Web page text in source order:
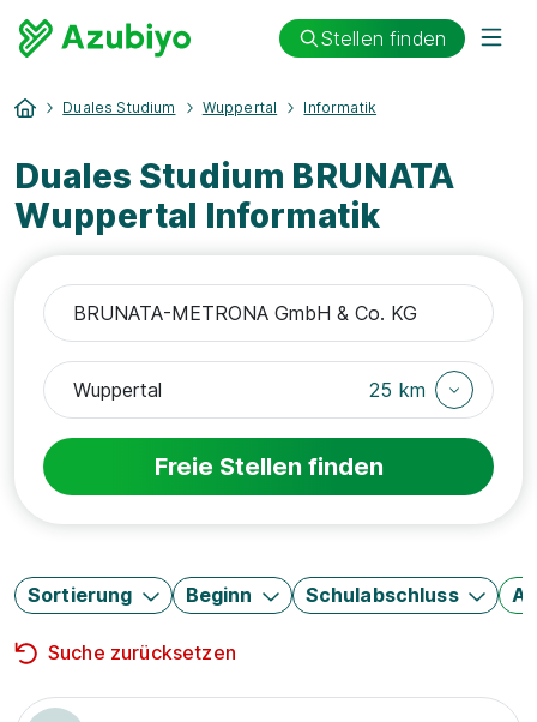
Stellen finden
Duales Studium Wuppertal Informatik
Duales Studium BRUNATA
Wuppertal Informatik
25 km
Freie Stellen finden
Sortierung Beginn Schulabschluss
Suche zurücksetzen